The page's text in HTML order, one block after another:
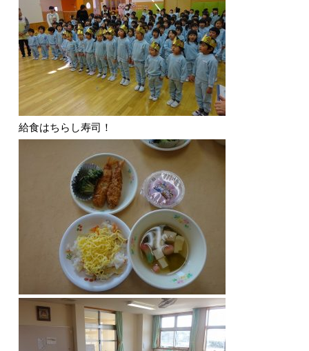
給食はちらし寿司！